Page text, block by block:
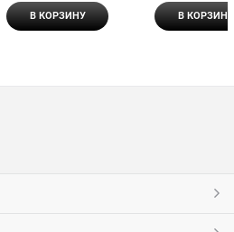
В КОРЗИНУ В КОРЗИНУ